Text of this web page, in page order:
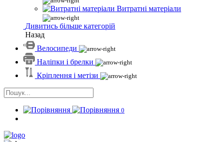
Витратні матеріали
Дивитись більше категорій
Назад
Велосипеди
Наліпки і брелки
Кріплення і метізи
0